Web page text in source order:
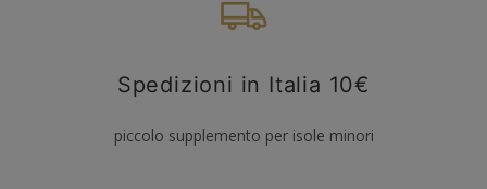
Spedizioni in Italia 10€
piccolo supplemento per isole minori